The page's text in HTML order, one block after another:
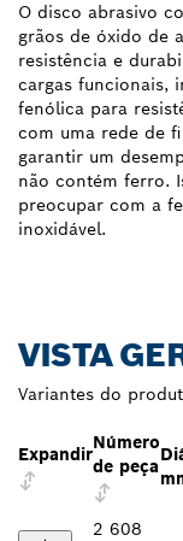
O disco abrasivo
grãos de óxido de
resistência e
cargas funcionais,
fenólica para
com uma rede de
garantir um
não contém ferro.
preocupar com a
inoxidável.
VISTA
Variantes do
Expandir
Número
de peça
2 608